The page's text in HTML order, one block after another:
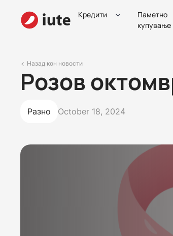
Кредити
Паметно
купување
Назад кон новости
Розов
Разно October 18, 2024